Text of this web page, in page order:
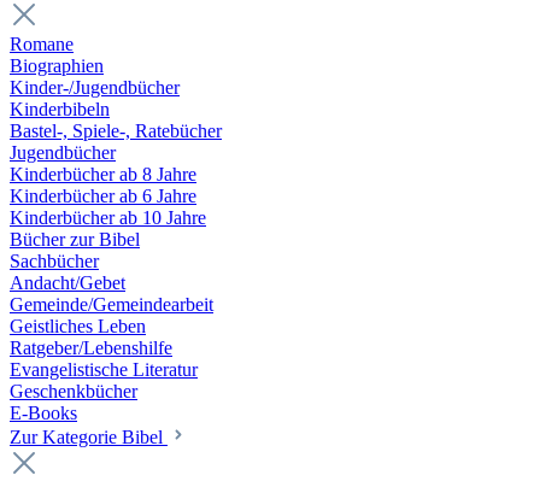
Romane
Biographien
Kinder-/Jugendbücher
Kinderbibeln
Bastel-, Spiele-, Ratebücher
Jugendbücher
Kinderbücher ab 8 Jahre
Kinderbücher ab 6 Jahre
Kinderbücher ab 10 Jahre
Bücher zur Bibel
Sachbücher
Andacht/Gebet
Gemeinde/Gemeindearbeit
Geistliches Leben
Ratgeber/Lebenshilfe
Evangelistische Literatur
Geschenkbücher
E-Books
Zur Kategorie Bibel